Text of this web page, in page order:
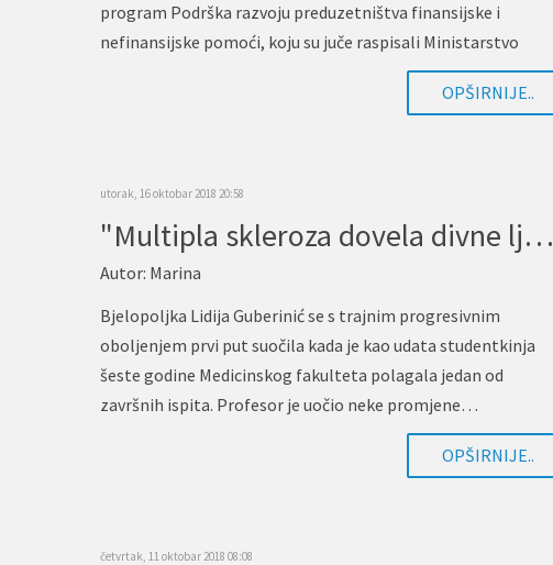
program Podrška razvoju preduzetništva finansijske i
nefinansijske pomoći, koju su juče raspisali Ministarstvo
OPŠIRNIJE..
utorak, 16 oktobar 2018 20:58
"Multipla skleroza dovela divne ljude, a drugima spakovala kofere"
Autor: Marina
Bjelopoljka Lidija Guberinić se s trajnim progresivnim
oboljenjem prvi put suočila kada je kao udata studentkinja
šeste godine Medicinskog fakulteta polagala jedan od
završnih ispita. Profesor je uočio neke promjene…
OPŠIRNIJE..
četvrtak, 11 oktobar 2018 08:08